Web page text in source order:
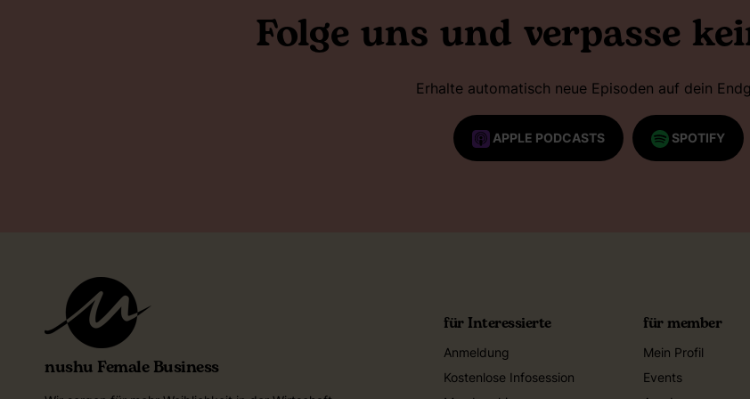
Folge uns und verpasse
Erhalte automatisch neue Episoden auf dein
APPLE PODCASTS SPOTIFY
nushu Female Business
für Interessierte
Anmeldung
Kostenlose Infosession
für member
Mein Profil
Events